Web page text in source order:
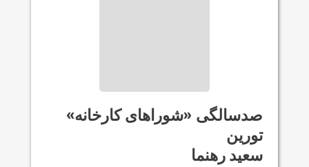
صدسالگی «شوراهای کارخانه»
تورین
سعید رهنما